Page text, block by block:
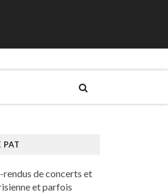
PAT
de concerts et
et parfois